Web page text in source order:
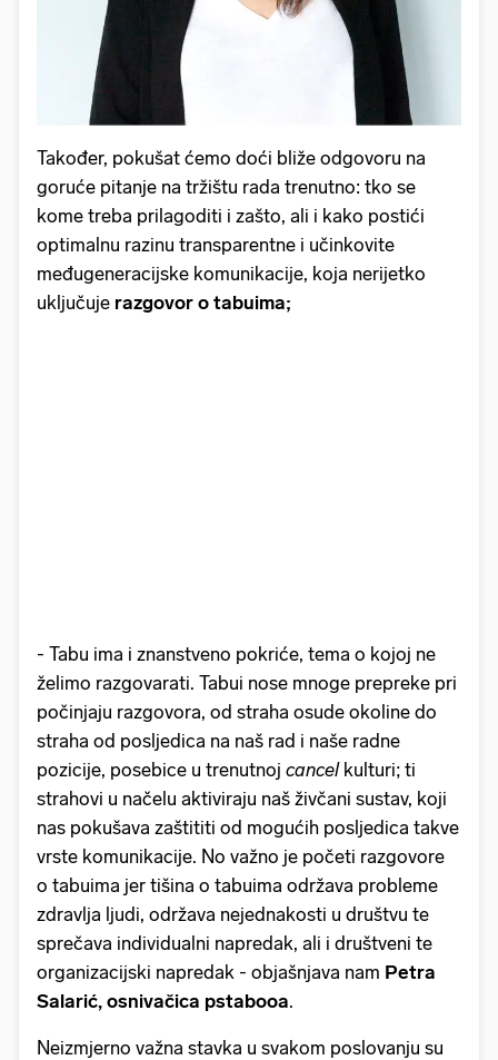
Također, pokušat ćemo doći bliže odgovoru na
goruće pitanje na tržištu rada trenutno: tko se
kome treba prilagoditi i zašto, ali i kako postići
optimalnu razinu transparentne i učinkovite
međugeneracijske komunikacije, koja nerijetko
uključuje razgovor o tabuima;
- Tabu ima i znanstveno pokriće, tema o kojoj ne
želimo razgovarati. Tabui nose mnoge prepreke pri
počinjaju razgovora, od straha osude okoline do
straha od posljedica na naš rad i naše radne
pozicije, posebice u trenutnoj cancelkulturi; ti
strahovi u načelu aktiviraju naš živčani sustav, koji
nas pokušava zaštititi od mogućih posljedica takve
vrste komunikacije. No važno je početi razgovore
o tabuima jer tišina o tabuima održava probleme
zdravlja ljudi, održava nejednakosti u društvu te
sprečava individualni napredak, ali i društveni te
organizacijski napredak - objašnjava nam Petra
Salarić, osnivačica pstabooa.
Neizmjerno važna stavka u svakom poslovanju su